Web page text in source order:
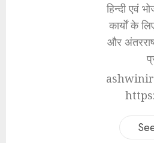
हिन्दी एवं
कार्यों के
और